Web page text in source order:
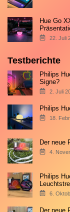
Hue Go
22. Juli
Testberichte
Philips
Signe?
2. Juli
Philips
18.
Der neue
4.
Philips
6.
Der neue